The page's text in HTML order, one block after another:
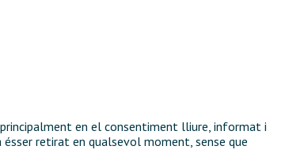
en el consentiment lliure, informat i
retirat en qualsevol moment, sense que